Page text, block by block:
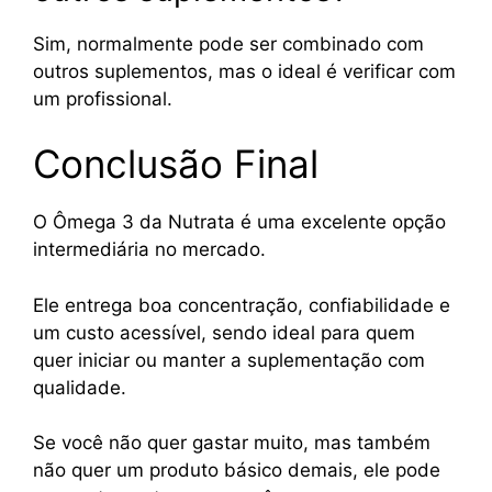
Sim, normalmente pode ser combinado com
outros suplementos, mas o ideal é verificar com
um profissional.
Conclusão Final
O Ômega 3 da Nutrata é uma excelente opção
intermediária no mercado.
Ele entrega boa concentração, confiabilidade e
um custo acessível, sendo ideal para quem
quer iniciar ou manter a suplementação com
qualidade.
Se você não quer gastar muito, mas também
não quer um produto básico demais, ele pode